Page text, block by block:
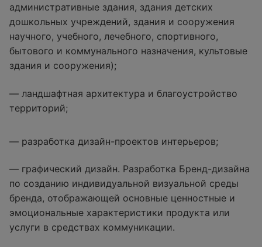
административные здания, здания детских
дошкольных учреждений, здания и сооружения
научного, учебного, лечебного, спортивного,
бытового и коммунального назначения, культовые
здания и сооружения);
— ландшафтная архитектура и благоустройство
территорий;
— разработка дизайн-проектов интерьеров;
— графический дизайн. Разработка Бренд-дизайна
по созданию индивидуальной визуальной среды
бренда, отображающей основные ценностные и
эмоциональные характеристики продукта или
услуги в средствах коммуникации.